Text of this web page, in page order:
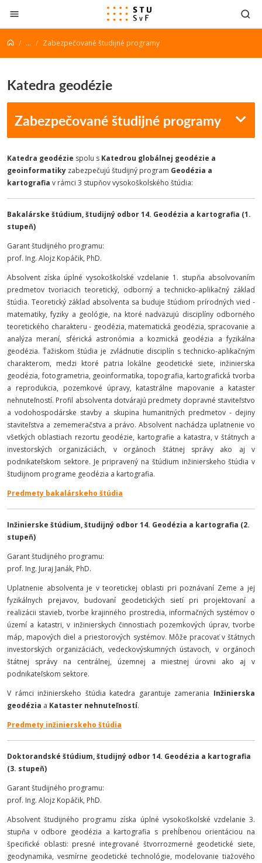
Prejsť na obsah
... Zabezpečované študijné programy
Katedra geodézie
Zabezpečované študijné programy
Katedra geodézie spolu s Katedrou globálnej geodézie a
geoinformatiky zabezpečujú študijný program Geodézia a
kartografia v rámci 3 stupňov vysokoškolského štúdia:
Bakalárske štúdium, študijný odbor 14. Geodézia a kartografia (1.
stupeň)
Garant študijného programu:
prof. Ing. Alojz Kopáčik, PhD.
Absolvent získa úplné vysokoškolské vzdelanie 1. stupňa absolvovaním
predmetov tvoriacich teoretický, odborný a technicko-aplikačný základ
štúdia. Teoretický základ absolventa sa buduje štúdiom prírodných vied -
matematiky, fyziky a geológie, na ktoré nadväzujú disciplíny odborného
teoretického charakteru - geodézia, matematická geodézia, spracovanie a
analýza meraní, sférická astronómia a kozmická geodézia a fyzikálna
geodézia. Ťažiskom štúdia je zvládnutie disciplín s technicko-aplikačným
charakterom, medzi ktoré patria lokálne geodetické siete, inžinierska
geodézia, fotogrametria, geoinformatika, topografia, kartografická tvorba
a reprodukcia, pozemkové úpravy, katastrálne mapovanie a kataster
nehnuteľností. Profil absolventa dotvárajú predmety dopravné staviteľstvo
a vodohospodárske stavby a skupina humanitných predmetov - dejiny
staviteľstva a zememeračstva a právo. Absolvent nachádza uplatnenie vo
všetkých oblastiach rezortu geodézie, kartografie a katastra, v štátnych a
investorských organizáciách, v orgánoch štátnej správy ako aj v
podnikateľskom sektore. Je pripravený na štúdium inžinierskeho štúdia v
študijnom programe geodézia a kartografia.
Predmety bakalárskeho štúdia
Inžinierske štúdium, študijný odbor 14. Geodézia a kartografia (2.
stupeň)
Garant študijného programu:
prof. Ing. Juraj Janák, PhD.
Uplatnenie absolventa je v teoretickej oblasti pri poznávaní Zeme a jej
fyzikálnych prejavov, budovaní geodetických sietí pri projektovaní a
realizácii stavieb, tvorbe krajinného prostredia, informačných systémov o
území a katastri, v inžinierskych činnostiach pozemkových úprav, tvorbe
máp, mapových diel a priestorových systémov. Môže pracovať v štátnych
investorských organizáciách, vedeckovýskumných ústavoch, v orgánoch
štátnej správy na centrálnej, územnej a miestnej úrovni ako aj v
podnikateľskom sektore.
V rámci inžinierskeho štúdia katedra garantuje zamerania Inžinierska
geodézia a Kataster nehnuteľností.
Predmety inžinierskeho štúdia
Doktorandské štúdium, študijný odbor 14. Geodézia a kartografia
(3. stupeň)
Garant študijného programu:
prof. Ing. Alojz Kopáčik, PhD.
Absolvent študijného programu získa úplné vysokoškolské vzdelanie 3.
stupňa v odbore geodézia a kartografia s prehĺbenou orientáciou na
špecifické oblasti: presné integrované štvorrozmerné geodetické siete,
geodynamika, vesmírne geodetické technológie, modelovanie tiažového